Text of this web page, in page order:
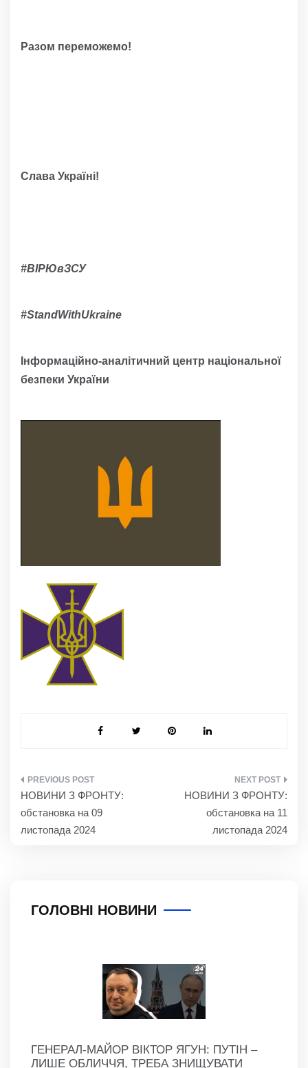
Разом переможемо!
Слава Україні!
#ВІРЮвЗСУ
#StandWithUkraine
Інформаційно-аналітичний центр національної
безпеки України
НАВІГАЦІЯ
ЗАПИСІВ
НОВИНИ З ФРОНТУ:
обстановка на 09
листопада 2024
НОВИНИ З ФРОНТУ:
обстановка на 11
листопада 2024
ГОЛОВНІ НОВИНИ
ГЕНЕРАЛ-МАЙОР ВІКТОР ЯГУН: ПУТІН –
ЛИШЕ ОБЛИЧЧЯ, ТРЕБА ЗНИЩУВАТИ